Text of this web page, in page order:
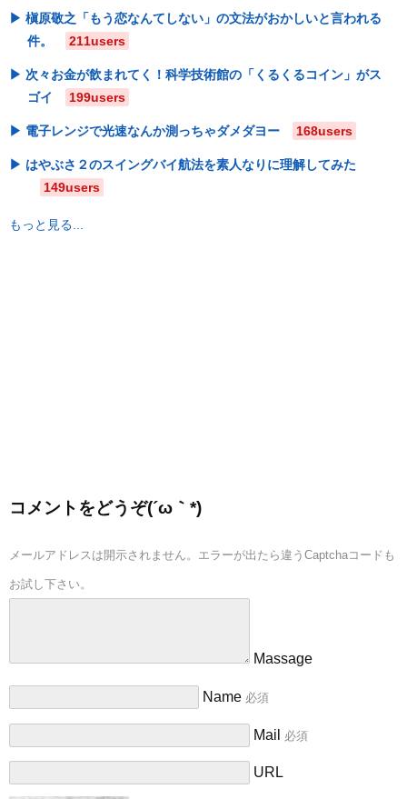
槇原敬之「もう恋なんてしない」の文法がおかしいと言われる
件。
211users
次々お金が飲まれてく！科学技術館の「くるくるコイン」がス
ゴイ
199users
電子レンジで光速なんか測っちゃダメダヨー 168users
はやぶさ２のスイングバイ航法を素人なりに理解してみた
149users
もっと見る...
コメントをどうぞ(´ω｀*)
メールアドレスは開示されません。エラーが出たら違うCaptchaコードも
お試し下さい。
Massage
Name 必須
Mail 必須
URL